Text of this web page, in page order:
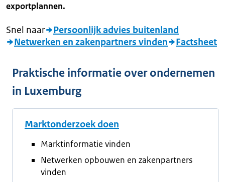
exportplannen.
Snel naar
Persoonlijk advies buitenland
Netwerken en zakenpartners vinden
Factsheet
Praktische informatie over ondernemen
in Luxemburg
Marktonderzoek doen
Marktinformatie vinden
Netwerken opbouwen en zakenpartners
vinden